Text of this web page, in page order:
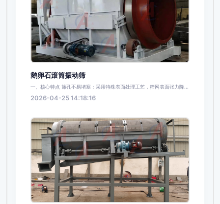
鹅卵石滚筒振动筛
一、核心特点 筛孔不易堵塞：采用特殊表面处理工艺，筛网表面张力降...
2026-04-25 14:18:16